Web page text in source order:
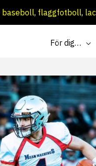
baseboll, flaggfotboll,
För dig…